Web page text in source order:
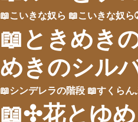
📖こいきな奴ら 📖こいきな奴
📖ときめき
めきのシル
📖シンデレラの階段 📖すくら
📖✣花とゆ